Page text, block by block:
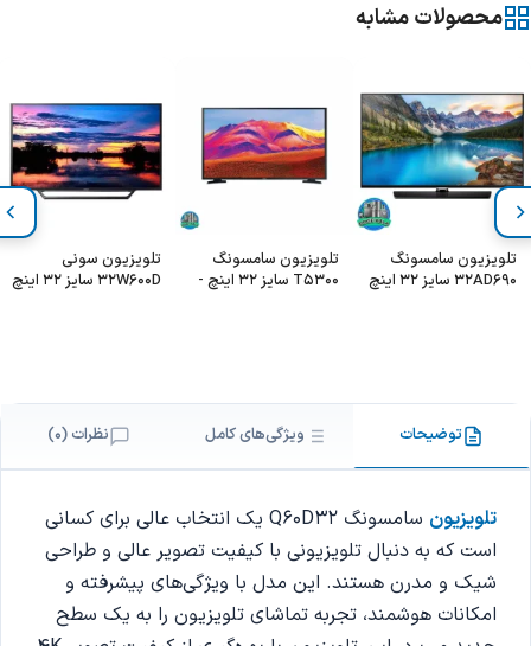
محصولات مشابه
تلویزیون سامسونگ
32AD690 سایز 32 اینچ
تلویزیون سامسونگ
T5300 سایز 32 اینچ -
تلویزیون سونی
32W600D سایز 32 اینچ
توضیحات ویژگی‌های کامل نظرات (0)
تلویزیون
سامسونگ Q60D32 یک انتخاب عالی برای کسانی
است که به دنبال تلویزیونی با کیفیت تصویر عالی و طراحی
شیک و مدرن هستند. این مدل با ویژگی‌های پیشرفته و
امکانات هوشمند، تجربه تماشای تلویزیون را به یک سطح